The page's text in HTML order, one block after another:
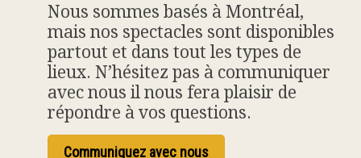
Nous sommes basés à Montréal,
mais nos spectacles sont disponibles
partout et dans tout les types de
lieux. N’hésitez pas à communiquer
avec nous il nous fera plaisir de
répondre à vos questions.
Communiquez avec nous